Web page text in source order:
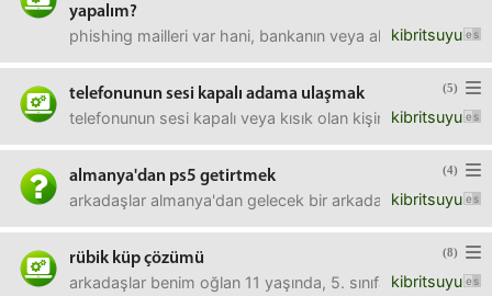
yapalım?
kibritsuyu
phishing mailleri var hani, bankanın veya alışveriş
(5)
telefonunun sesi kapalı adama ulaşmak
kibritsuyu
telefonunun sesi kapalı veya kısık olan kişinin
(4)
almanya'dan ps5 getirtmek
kibritsuyu
arkadaşlar almanya'dan gelecek bir arkadaşa ps5 sipariş
(8)
rübik küp çözümü
kibritsuyu
arkadaşlar benim oğlan 11 yaşında, 5. sınıfa gidiyor.